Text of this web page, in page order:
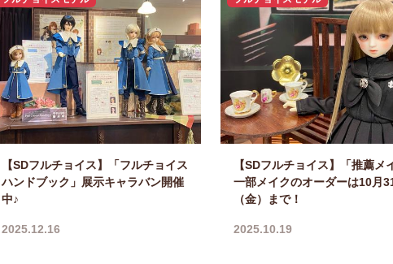
【SDフルチョイス】「フルチョイス
ハンドブック」展示キャラバン開催
中♪
2025.12.16
【SDフルチョイス】「推薦メ
一部メイクのオーダーは10月
（金）まで！
2025.10.19